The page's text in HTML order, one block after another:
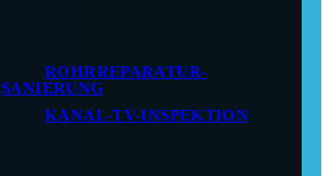
ROHRREPARATUR-
SANIERUNG
KANAL-TV-INSPEKTION